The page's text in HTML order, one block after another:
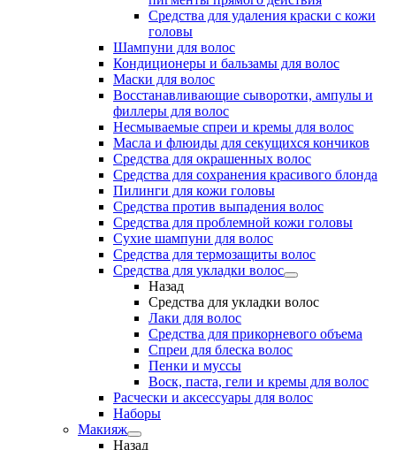
Средства для удаления краски с кожи
головы
Шампуни для волос
Кондиционеры и бальзамы для волос
Маски для волос
Восстанавливающие сыворотки, ампулы и
филлеры для волос
Несмываемые спреи и кремы для волос
Масла и флюиды для секущихся кончиков
Средства для окрашенных волос
Средства для сохранения красивого блонда
Пилинги для кожи головы
Средства против выпадения волос
Средства для проблемной кожи головы
Сухие шампуни для волос
Средства для термозащиты волос
Средства для укладки волос
Назад
Средства для укладки волос
Лаки для волос
Средства для прикорневого объема
Спреи для блеска волос
Пенки и муссы
Воск, паста, гели и кремы для волос
Расчески и аксессуары для волос
Наборы
Макияж
Назад